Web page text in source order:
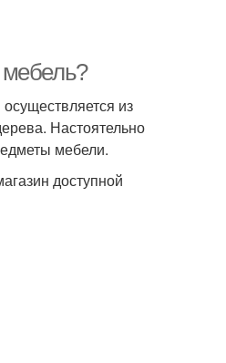
мебель?
из
Настоятельно
мебели.
доступной